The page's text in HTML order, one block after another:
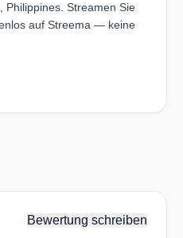
Philippines. Streamen Sie
auf Streema — keine
Bewertung schreiben